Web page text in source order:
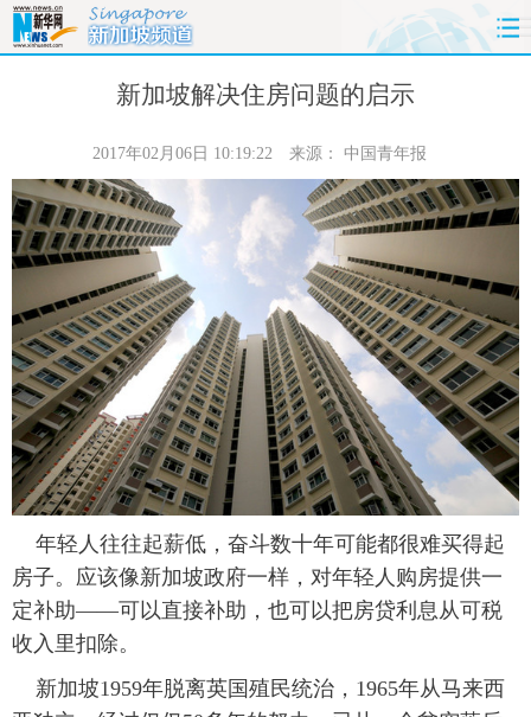
时政 国际
体育 人事
时尚 地方 法治
港澳 华人 汽车
科技 能源 房产 公司
图片 视频 彩票 食品
旅游 健康 信息化 数据
金融 公益 军事 无人机
富媒体 摄影 新华广播
新华电视中文
新加坡解决住房问题的启示
2017年02月06日 10:19:22 来源： 中国青年报
年轻人往往起薪低，奋斗数十年可能都很难买得起
房子。应该像新加坡政府一样，对年轻人购房提供一
定补助——可以直接补助，也可以把房贷利息从可税
收入里扣除。
新加坡1959年脱离英国殖民统治，1965年从马来西